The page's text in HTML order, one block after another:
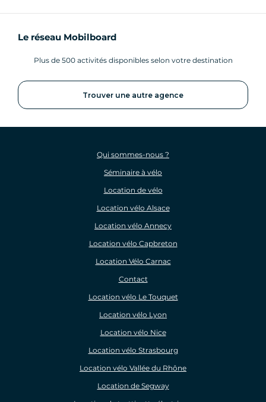
Le réseau Mobilboard
Plus de 500 activités disponibles selon votre destination
Trouver une autre agence
Qui sommes-nous ?
Séminaire à vélo
Location de vélo
Location vélo Alsace
Location vélo Annecy
Location vélo Capbreton
Location Vélo Carnac
Contact
Location vélo Le Touquet
Location vélo Lyon
Location vélo Nice
Location vélo Strasbourg
Location vélo Vallée du Rhône
Location de Segway